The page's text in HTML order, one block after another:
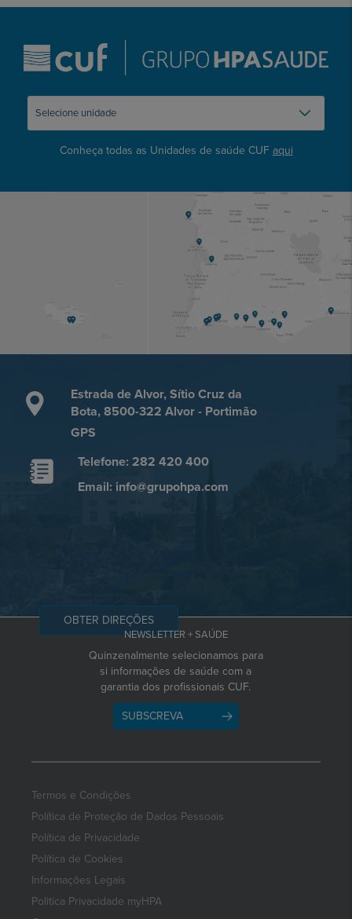
Conheça todas as Unidades de saúde CUF aqui
Estrada de Alvor, Sítio Cruz da
Bota, 8500-322 Alvor - Portimão
GPS
Telefone: 282 420 400
Email: info@grupohpa.com
OBTER DIREÇÕES
NEWSLETTER + SAÚDE
Quinzenalmente selecionamos para
si informações de saúde com a
garantia dos profissionais CUF.
SUBSCREVA
Termos e Condições
Política de Proteção de Dados Pessoais
Política de Privacidade
Política de Cookies
Informações Legais
Politica Privacidade myHPA